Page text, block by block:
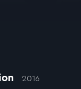
2016